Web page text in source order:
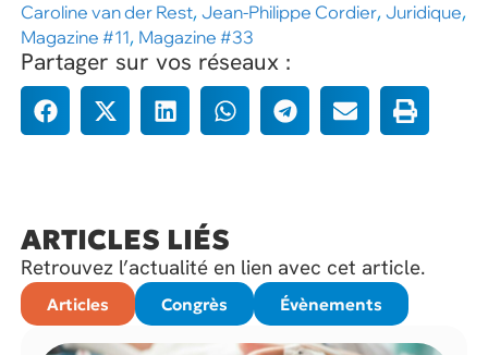
Caroline van der Rest,Jean-Philippe Cordier,Juridique,
Magazine #11, Magazine #33
Partager sur vos réseaux :
ARTICLES LIÉS
Retrouvez l’actualité en lien avec cet article.
Articles Congrès Évènements